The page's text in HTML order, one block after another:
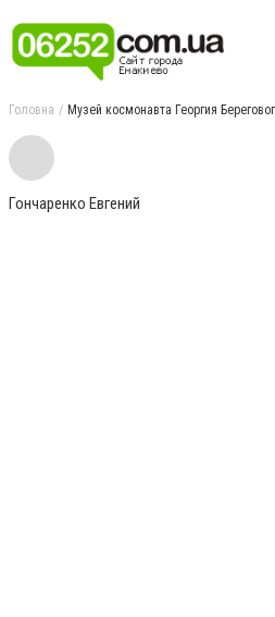
Головна Музей космонавта Георгия
Гончаренко Евгений